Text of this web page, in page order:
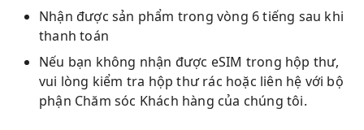
Nhận được sản phẩm trong vòng 6 tiếng sau khi
thanh toán
Nếu bạn không nhận được eSIM trong hộp thư,
vui lòng kiểm tra hộp thư rác hoặc liên hệ với bộ
phận Chăm sóc Khách hàng của chúng tôi.